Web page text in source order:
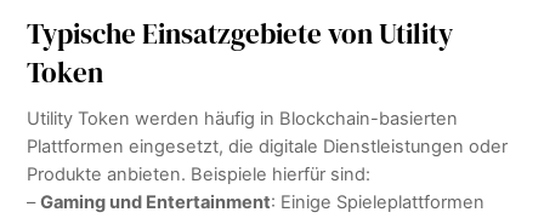
Typische Einsatzgebiete von Utility
Token
Utility Token werden häufig in Blockchain-basierten
Plattformen eingesetzt, die digitale Dienstleistungen oder
Produkte anbieten. Beispiele hierfür sind:
–Gaming und Entertainment: Einige Spieleplattformen